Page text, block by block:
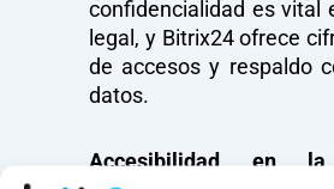
confidencialidad es vital
legal, y Bitrix24 ofrece
de accesos y respaldo
datos.
Accesibilidad en